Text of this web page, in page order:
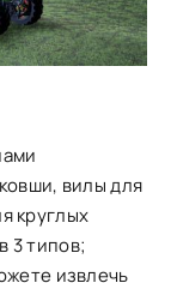
вилы для
круглых
3 типов;
извлечь